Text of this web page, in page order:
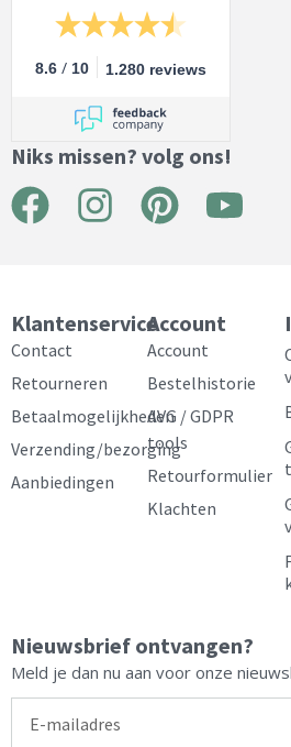
8.6 / 10 1.280 reviews
Niks missen? volg ons!
F
e
b
o
o
k
I
t
g
r
a
P
t
e
r
e
s
t
Y
t
b
e
Klantenservice
Contact
Retourneren
Betaalmogelijkheden
Verzending/bezorging
Aanbiedingen
Account
Account
Bestelhistorie
AVG / GDPR
tools
Retourformulier
Klachten
Nieuwsbrief ontvangen?
Meld je dan nu aan voor onze
mailadres